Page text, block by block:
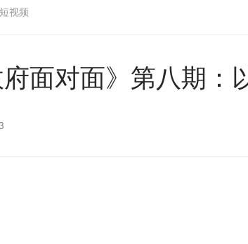
短视频
府面对面》第八期：